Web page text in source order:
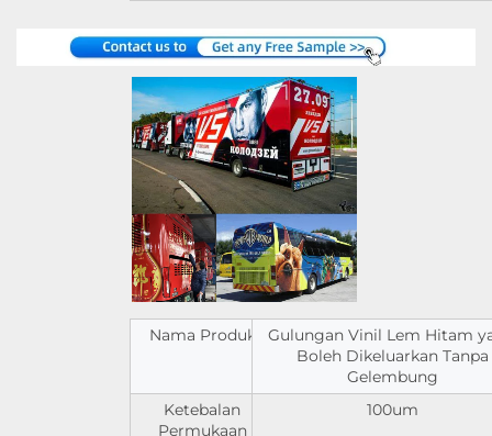
Nama Produk
Gulungan Vinil Lem Hitam
Boleh Dikeluarkan Tanpa
Gelembung
Ketebalan
Permukaan
100um